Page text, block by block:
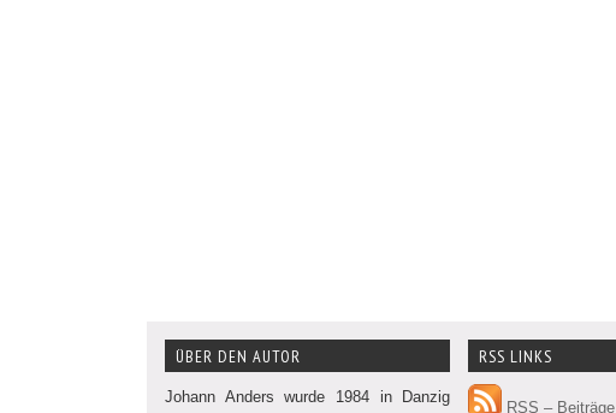
ÜBER DEN AUTOR
Johann Anders wurde 1984 in Danzig
RSS LINKS
RSS – Beiträge